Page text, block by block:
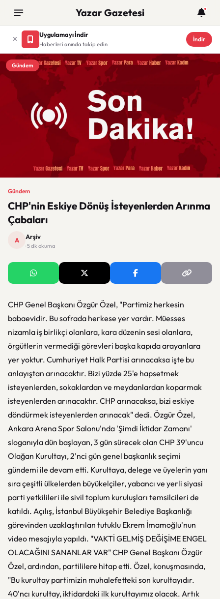
Yazar Gazetesi
Uygulamayı İndir
Haberleri anında takip edin
İndir
Gündem
Gündem
CHP'nin Eskiye Dönüş İsteyenlerden Arınma
Çabaları
A Arşiv
· 5 dk okuma
CHP Genel Başkanı Özgür Özel, "Partimiz herkesin
babaevidir. Bu sofrada herkese yer vardır. Müesses
nizamla iş birlikçi olanlara, kara düzenin sesi olanlara,
örgütlerin vermediği görevleri başka kapıda arayanlara
yer yoktur. Cumhuriyet Halk Partisi arınacaksa işte bu
anlayıştan arınacaktır. Bizi yüzde 25'e hapsetmek
isteyenlerden, sokaklardan ve meydanlardan koparmak
isteyenlerden arınacaktır. CHP arınacaksa, bizi eskiye
döndürmek isteyenlerden arınacak" dedi. Özgür Özel,
Ankara Arena Spor Salonu'nda 'Şimdi İktidar Zamanı'
sloganıyla dün başlayan, 3 gün sürecek olan CHP 39'uncu
Olağan Kurultayı, 2'nci gün genel başkanlık seçimi
gündemi ile devam etti. Kurultaya, delege ve üyelerin yanı
sıra çeşitli ülkelerden büyükelçiler, yabancı ve yerli siyasi
parti yetkilileri ile sivil toplum kuruluşları temsilcileri de
katıldı. Açılış, İstanbul Büyükşehir Belediye Başkanlığı
görevinden uzaklaştırılan tutuklu Ekrem İmamoğlu'nun
video mesajıyla yapıldı. "VAKTİ GELMİŞ DEĞİŞİME ENGEL
OLACAĞINI SANANLAR VAR" CHP Genel Başkanı Özgür
Özel, ardından, partililere hitap etti. Özel, konuşmasında,
"Bu kurultay partimizin muhalefetteki son kurultayıdır.
40'ncı kurultay, iktidardaki ilk kurultayımız olacak. Artık